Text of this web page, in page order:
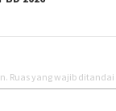
Ruas yang wajib ditandai